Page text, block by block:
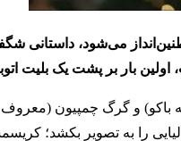
می‌شود، داستانی
به باکو) و گرگ چمپیون
را به تصویر بکشد؛